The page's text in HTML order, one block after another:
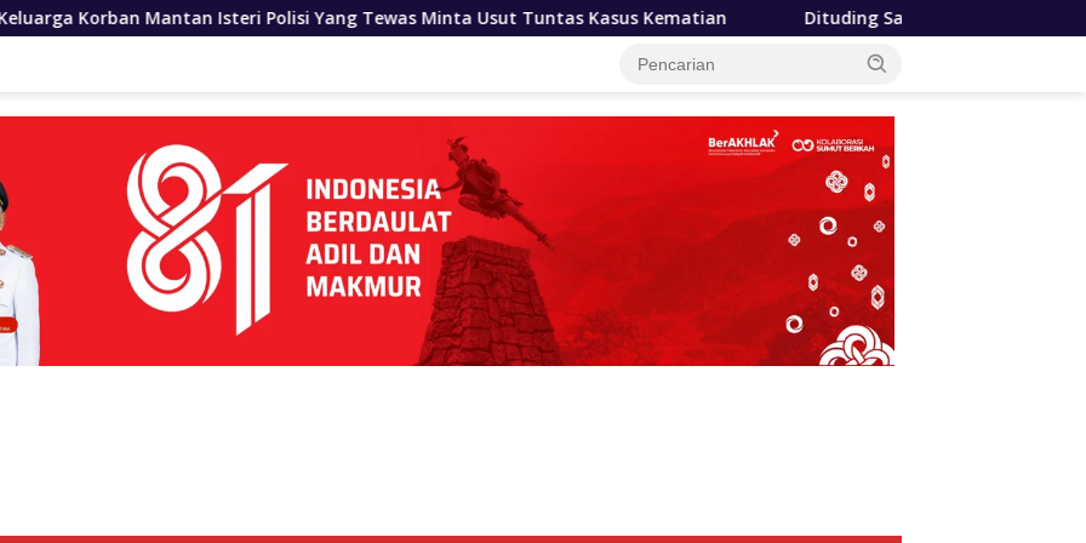
Polisi Yang Tewas Minta Usut Tuntas Kasus Kematian Dituding Salurkan Minyak Tidak Resmi, Kuasa Hukum PT